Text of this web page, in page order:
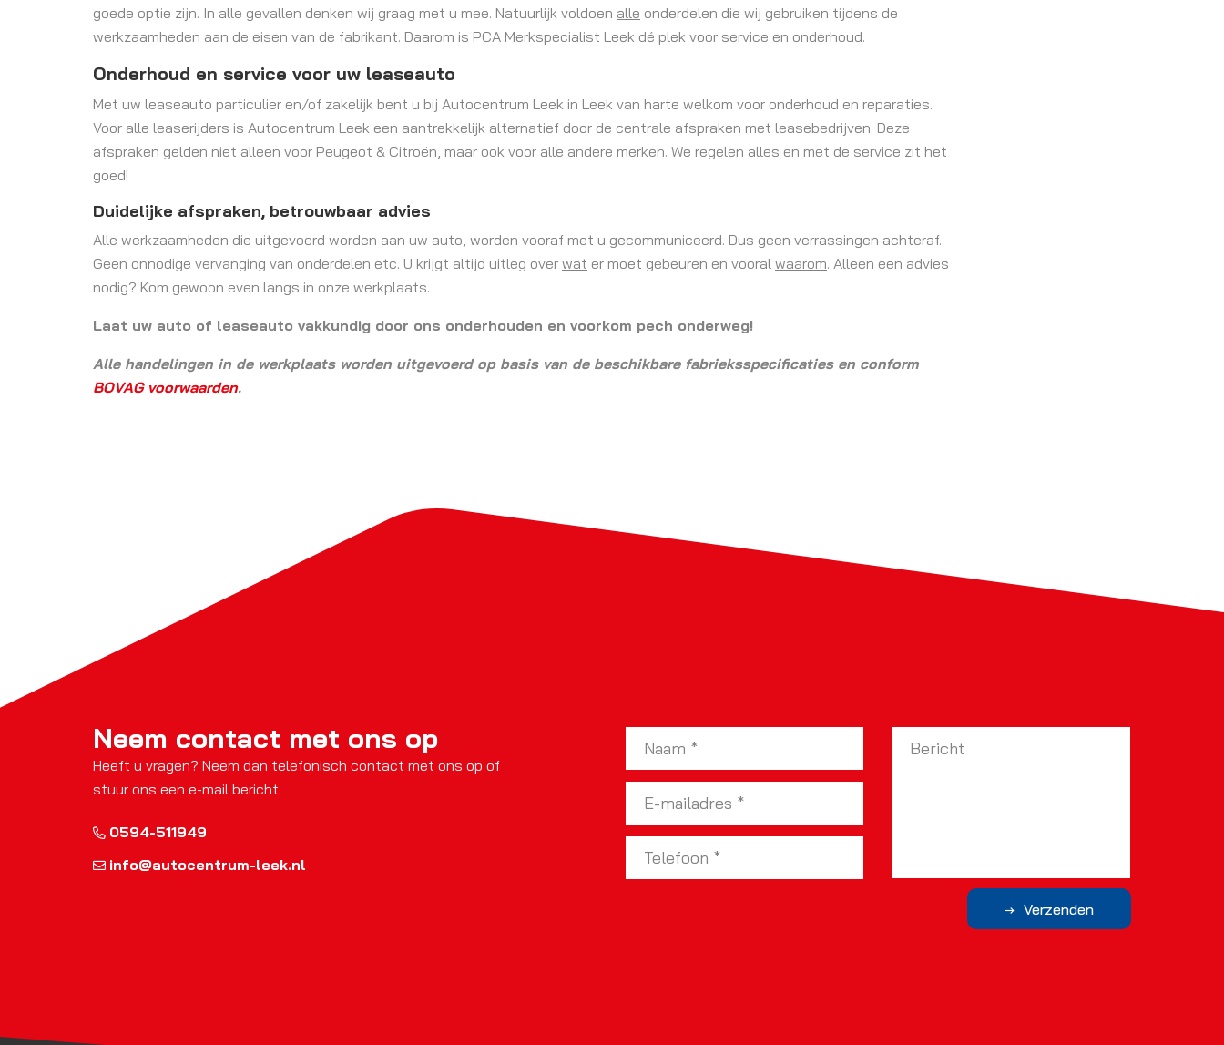
goede optie zijn. In alle gevallen denken wij graag met u mee. Natuurlijk voldoen alle onderdelen die wij gebruiken tijdens de
werkzaamheden aan de eisen van de fabrikant. Daarom is PCA Merkspecialist Leek dé plek voor service en onderhoud.
Onderhoud en service voor uw leaseauto
Met uw leaseauto particulier en/of zakelijk bent u bij Autocentrum Leek in Leek van harte welkom voor onderhoud en reparaties.
Voor alle leaserijders is Autocentrum Leek een aantrekkelijk alternatief door de centrale afspraken met leasebedrijven. Deze
afspraken gelden niet alleen voor Peugeot & Citroën, maar ook voor alle andere merken. We regelen alles en met de service zit het
goed!
Duidelijke afspraken, betrouwbaar advies
Alle werkzaamheden die uitgevoerd worden aan uw auto, worden vooraf met u gecommuniceerd. Dus geen verrassingen achteraf.
Geen onnodige vervanging van onderdelen etc. U krijgt altijd uitleg over wat er moet gebeuren en vooral waarom. Alleen een advies
nodig? Kom gewoon even langs in onze werkplaats.
Laat uw auto of leaseauto vakkundig door ons onderhouden en voorkom pech onderweg!
Alle handelingen in de werkplaats worden uitgevoerd op basis van de beschikbare fabrieksspecificaties en conform
BOVAG voorwaarden.
Neem contact met ons op
Heeft u vragen? Neem dan telefonisch contact met ons op of
stuur ons een e-mail bericht.
0594-511949
info@autocentrum-leek.nl
Verzenden